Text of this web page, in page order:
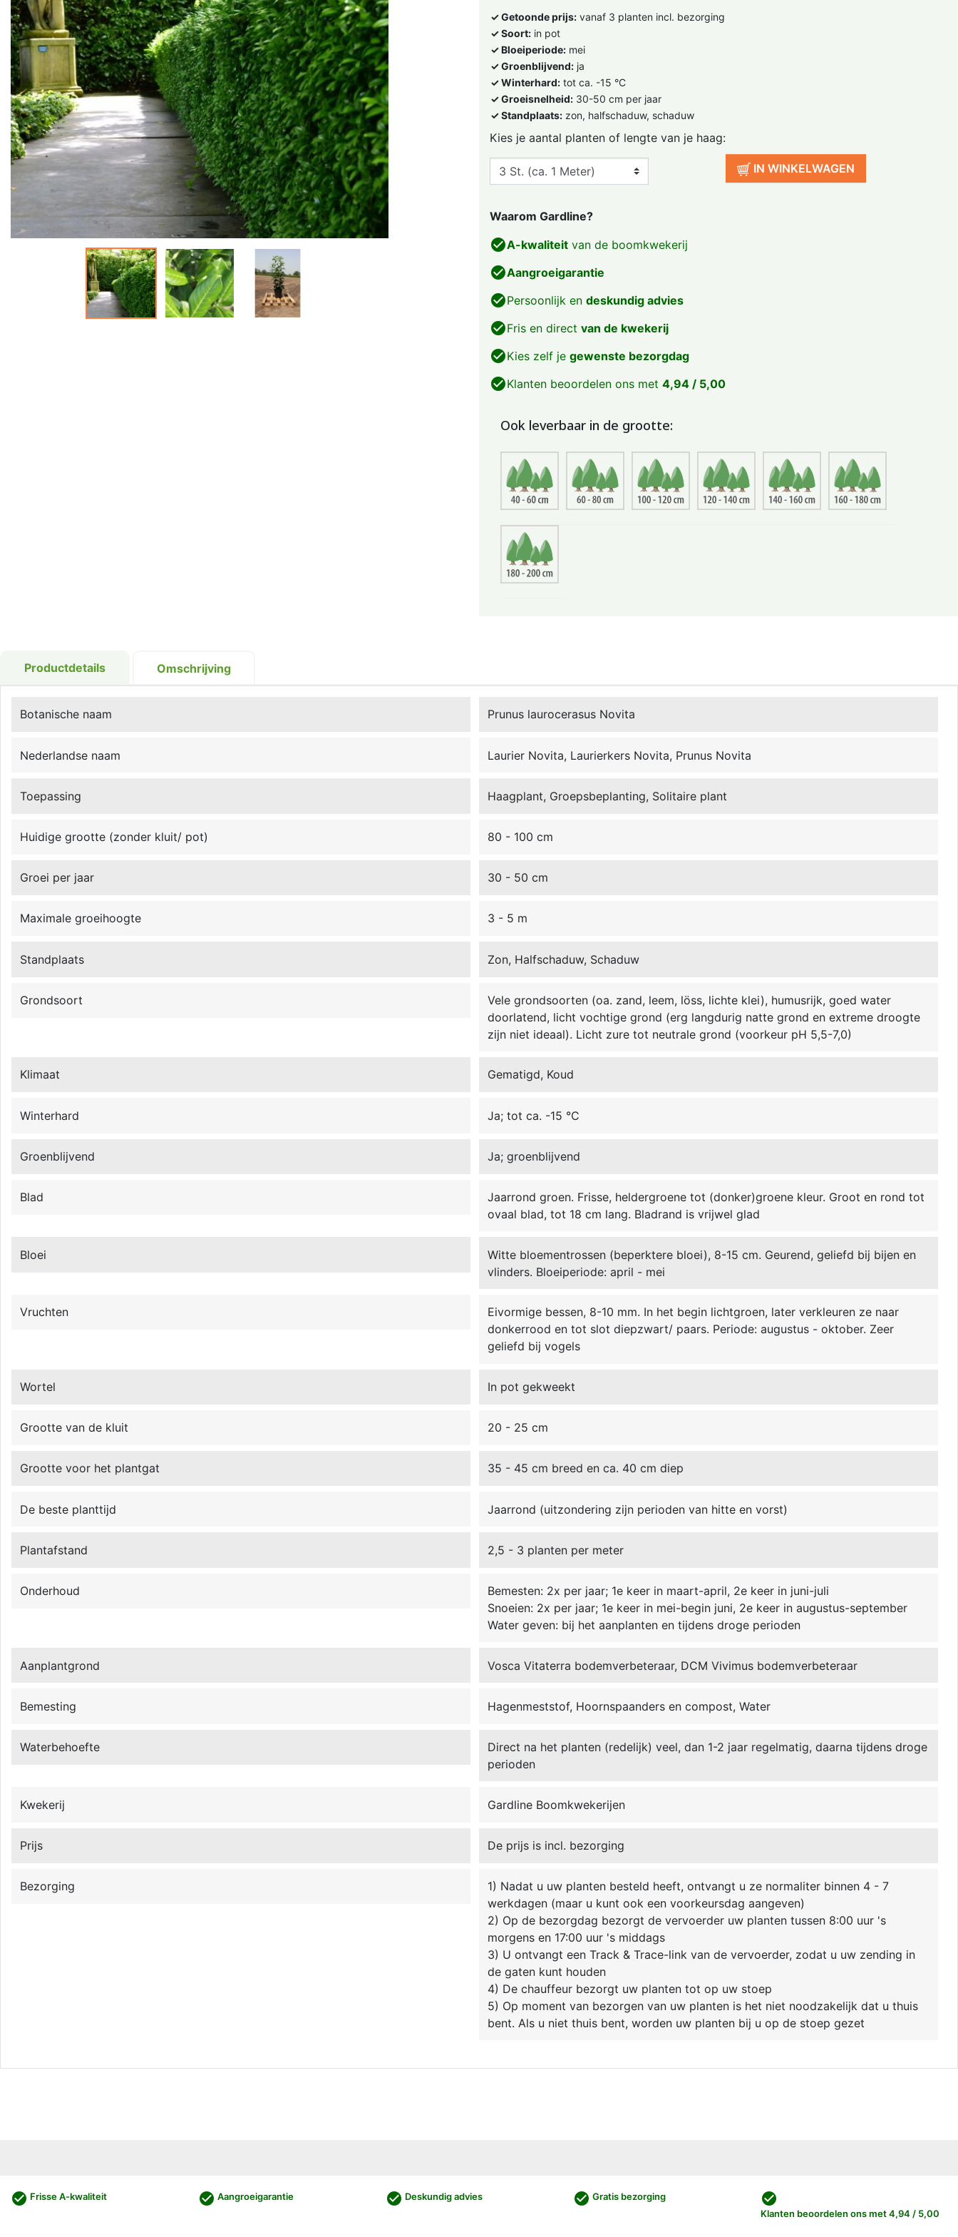
✓ Getoonde prijs:vanaf 3 planten incl. bezorging
✓ Soort:in pot
✓ Bloeiperiode:mei
✓ Groenblijvend:ja
✓ Winterhard:tot ca. -15 °C
✓ Groeisnelheid:30-50 cm per jaar
✓ Standplaats:zon, halfschaduw, schaduw
Kies je aantal planten of lengte van je haag:
IN WINKELWAGEN
Waarom Gardline?
check_circleA-kwaliteitvan de boomkwekerij
check_circleAangroeigarantie
check_circlePersoonlijk en deskundig advies
check_circleFris en direct van de kwekerij
check_circleKies zelf je gewenste bezorgdag
check_circleKlanten beoordelen ons met 4,94 / 5,00
Ook leverbaar in de grootte:
Productdetails Omschrijving
Botanische naam Prunus laurocerasus Novita
Nederlandse naam Laurier Novita, Laurierkers Novita, Prunus Novita
Toepassing Haagplant, Groepsbeplanting, Solitaire plant
Huidige grootte (zonder kluit/ pot) 80 - 100 cm
Groei per jaar 30 - 50 cm
Maximale groeihoogte 3 - 5 m
Standplaats Zon, Halfschaduw, Schaduw
Grondsoort
Vele grondsoorten (oa. zand, leem, löss, lichte klei), humusrijk, goed water
doorlatend, licht vochtige grond (erg langdurig natte grond en extreme droogte
zijn niet ideaal). Licht zure tot neutrale grond (voorkeur pH 5,5-7,0)
Klimaat Gematigd, Koud
Winterhard Ja; tot ca. -15 °C
Groenblijvend Ja; groenblijvend
Blad
Jaarrond groen. Frisse, heldergroene tot (donker)groene kleur. Groot en rond tot
ovaal blad, tot 18 cm lang. Bladrand is vrijwel glad
Bloei
Witte bloementrossen (beperktere bloei), 8-15 cm. Geurend, geliefd bij bijen en
vlinders. Bloeiperiode: april - mei
Vruchten
Eivormige bessen, 8-10 mm. In het begin lichtgroen, later verkleuren ze naar
donkerrood en tot slot diepzwart/ paars. Periode: augustus - oktober. Zeer
geliefd bij vogels
Wortel In pot gekweekt
Grootte van de kluit 20 - 25 cm
Grootte voor het plantgat 35 - 45 cm breed en ca. 40 cm diep
De beste planttijd Jaarrond (uitzondering zijn perioden van hitte en vorst)
Plantafstand 2,5 - 3 planten per meter
Onderhoud
Bemesten: 2x per jaar; 1e keer in maart-april, 2e keer in juni-juli
Snoeien: 2x per jaar; 1e keer in mei-begin juni, 2e keer in augustus-september
Water geven: bij het aanplanten en tijdens droge perioden
Aanplantgrond Vosca Vitaterra bodemverbeteraar, DCM Vivimus bodemverbeteraar
Bemesting Hagenmeststof, Hoornspaanders en compost, Water
Waterbehoefte
Direct na het planten (redelijk) veel, dan 1-2 jaar regelmatig, daarna tijdens droge
perioden
Kwekerij Gardline Boomkwekerijen
Prijs De prijs is incl. bezorging
Bezorging
1) Nadat u uw planten besteld heeft, ontvangt u ze normaliter binnen 4 - 7
werkdagen (maar u kunt ook een voorkeursdag aangeven)
2) Op de bezorgdag bezorgt de vervoerder uw planten tussen 8:00 uur 's
morgens en 17:00 uur 's middags
3) U ontvangt een Track & Trace-link van de vervoerder, zodat u uw zending in
de gaten kunt houden
4) De chauffeur bezorgt uw planten tot op uw stoep
5) Op moment van bezorgen van uw planten is het niet noodzakelijk dat u thuis
bent. Als u niet thuis bent, worden uw planten bij u op de stoep gezet
check_circle Frisse A-kwaliteit check_circle Aangroeigarantie check_circle Deskundig advies check_circle Gratis bezorging check_circle
Klanten beoordelen ons met 4,94 / 5,00